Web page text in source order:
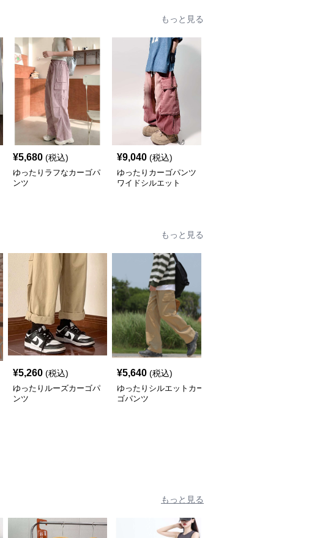
もっと見る
¥5,680 (税込)
ゆったりラフなカーゴパ
ンツ
¥9,040 (税込)
ゆったりカーゴパンツ
ワイドシルエット
もっと見る
¥5,260 (税込)
ゆったりルーズカーゴパ
ンツ
¥5,640 (税込)
ゆったりシルエットカー
ゴパンツ
もっと見る